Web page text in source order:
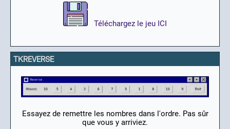
Téléchargez le jeu ICI
TKREVERSE
Essayez de remettre les nombres dans l'ordre. Pas sûr
que vous y arriviez.